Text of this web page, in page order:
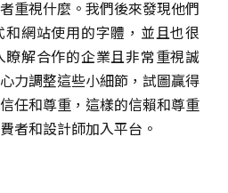
重視什麼。我們後來發現他們
網站使用的字體，並且也很
解合作的企業且非常重視誠
力調整這些小細節，試圖贏得
任和尊重，這樣的信賴和尊重
者和設計師加入平台。